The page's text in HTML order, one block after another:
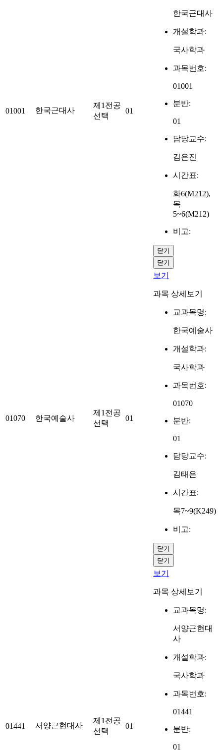
01001 한국근대사
제1전공
선택
01
한국근대사
개설학과:
국사학과
과목번호:
01001
분반:
01
담당교수:
김은진
시간표:
화6(M212),
목
5~6(M212)
비고:
닫기
닫기
01070 한국예술사
제1전공
선택
01
보기
과목 상세보기
교과목명:
한국예술사
개설학과:
국사학과
과목번호:
01070
분반:
01
담당교수:
김태은
시간표:
목7~9(K249)
비고:
닫기
닫기
01441 서양근현대사
제1전공
선택
01
보기
과목 상세보기
교과목명:
서양근현대
사
개설학과:
국사학과
과목번호:
01441
분반:
01